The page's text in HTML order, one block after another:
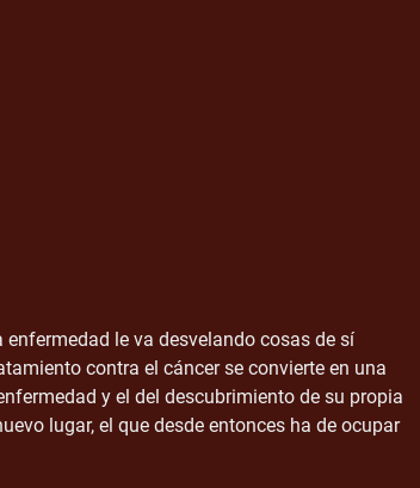
le va desvelando cosas de sí
contra el cáncer se convierte en una
y el del descubrimiento de su propia
lugar, el que desde entonces ha de ocupar